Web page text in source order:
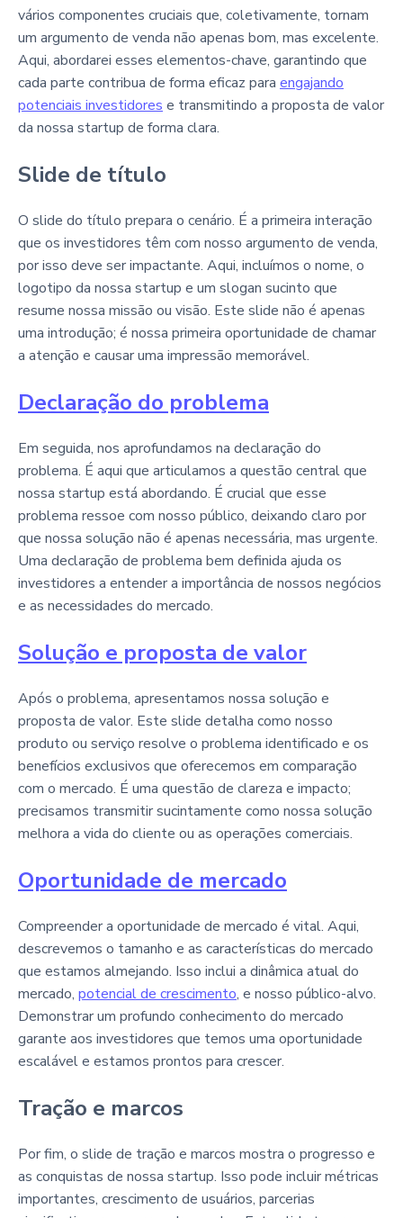
vários componentes cruciais que, coletivamente, tornam
um argumento de venda não apenas bom, mas excelente.
Aqui, abordarei esses elementos-chave, garantindo que
cada parte contribua de forma eficaz para engajando
potenciais investidores e transmitindo a proposta de valor
da nossa startup de forma clara.
Slide de título
O slide do título prepara o cenário. É a primeira interação
que os investidores têm com nosso argumento de venda,
por isso deve ser impactante. Aqui, incluímos o nome, o
logotipo da nossa startup e um slogan sucinto que
resume nossa missão ou visão. Este slide não é apenas
uma introdução; é nossa primeira oportunidade de chamar
a atenção e causar uma impressão memorável.
Declaração do problema
Em seguida, nos aprofundamos na declaração do
problema. É aqui que articulamos a questão central que
nossa startup está abordando. É crucial que esse
problema ressoe com nosso público, deixando claro por
que nossa solução não é apenas necessária, mas urgente.
Uma declaração de problema bem definida ajuda os
investidores a entender a importância de nossos negócios
e as necessidades do mercado.
Solução e proposta de valor
Após o problema, apresentamos nossa solução e
proposta de valor. Este slide detalha como nosso
produto ou serviço resolve o problema identificado e os
benefícios exclusivos que oferecemos em comparação
com o mercado. É uma questão de clareza e impacto;
precisamos transmitir sucintamente como nossa solução
melhora a vida do cliente ou as operações comerciais.
Oportunidade de mercado
Compreender a oportunidade de mercado é vital. Aqui,
descrevemos o tamanho e as características do mercado
que estamos almejando. Isso inclui a dinâmica atual do
mercado, potencial de crescimento, e nosso público-alvo.
Demonstrar um profundo conhecimento do mercado
garante aos investidores que temos uma oportunidade
escalável e estamos prontos para crescer.
Tração e marcos
Por fim, o slide de tração e marcos mostra o progresso e
as conquistas de nossa startup. Isso pode incluir métricas
importantes, crescimento de usuários, parcerias